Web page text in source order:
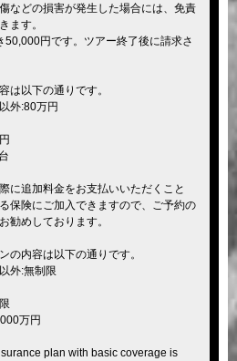
などの損害が発生した場合には、免責
ます。
50,000円です。ツアー終了後に請求さ
は以下の通りです。
外:80万円
に追加料金をお支払いいただくこと
保険にご加入できますので、ご予約の
勧めしております。
の内容は以下の通りです。
外:無制限
万円
plan with basic coverage is